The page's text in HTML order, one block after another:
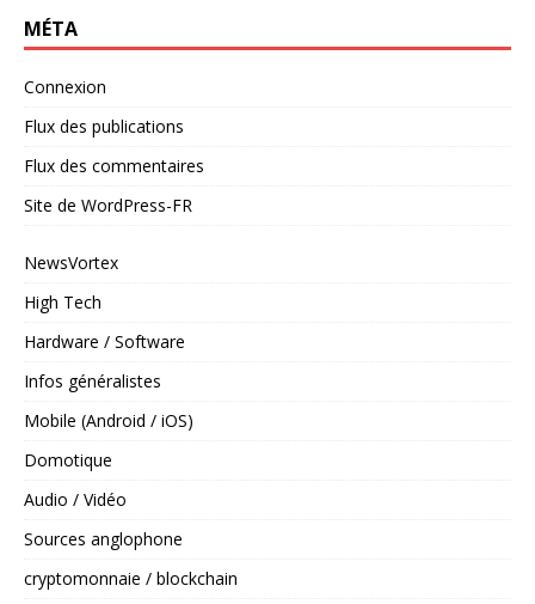
MÉTA
Connexion
Flux des publications
Flux des commentaires
Site de WordPress-FR
NewsVortex
High Tech
Hardware / Software
Infos généralistes
Mobile (Android / iOS)
Domotique
Audio / Vidéo
Sources anglophone
cryptomonnaie / blockchain